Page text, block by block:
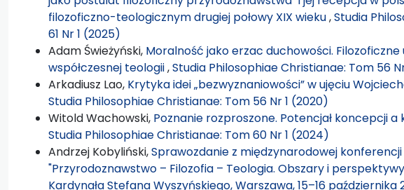
filozoficzno-teologicznym drugiej połowy XIX wieku,Studia
61 Nr 1 (2025)
Adam Świeżyński, Moralność jako erzac duchowości.
współczesnej teologii,Studia Philosophiae Christianae: Tom 56
Arkadiusz Lao, Krytyka idei „bezwyznaniowości” w ujęciu
Studia Philosophiae Christianae: Tom 56 Nr 1 (2020)
Witold Wachowski, Poznanie rozproszone. Potencjał koncepcji
Studia Philosophiae Christianae: Tom 60 Nr 1 (2024)
Andrzej Kobyliński,Sprawozdanie z międzynarodowej
"Przyrodoznawstwo – Filozofia – Teologia. Obszary i
Kardynała Stefana Wyszyńskiego, Warszawa, 15–16 października